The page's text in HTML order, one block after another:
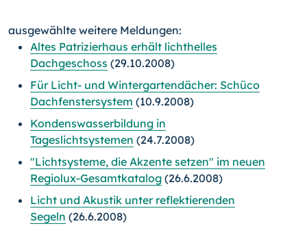
ausgewählte weitere Meldungen:
Altes Patrizierhaus erhält lichthelles
Dachgeschoss (29.10.2008)
Für Licht- und Wintergartendächer: Schüco
Dachfenstersystem (10.9.2008)
Kondenswasserbildung in
Tageslichtsystemen (24.7.2008)
"Lichtsysteme, die Akzente setzen" im neuen
Regiolux-Gesamtkatalog (26.6.2008)
Licht und Akustik unter reflektierenden
Segeln (26.6.2008)